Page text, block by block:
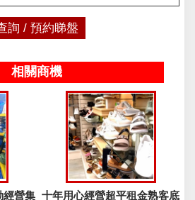
詢 / 預約睇盤
相關商機
經營集 十年用心經營超平租金熟客底